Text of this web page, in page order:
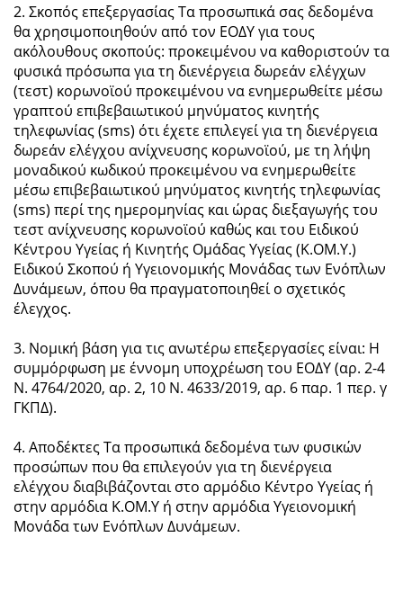
2. Σκοπός επεξεργασίας Τα προσωπικά σας δεδομένα
θα χρησιμοποιηθούν από τον ΕΟΔΥ για τους
ακόλουθους σκοπούς: προκειμένου να καθοριστούν τα
φυσικά πρόσωπα για τη διενέργεια δωρεάν ελέγχων
(τεστ) κορωνοϊού προκειμένου να ενημερωθείτε μέσω
γραπτού επιβεβαιωτικού μηνύματος κινητής
τηλεφωνίας (sms) ότι έχετε επιλεγεί για τη διενέργεια
δωρεάν ελέγχου ανίχνευσης κορωνοϊού, με τη λήψη
μοναδικού κωδικού προκειμένου να ενημερωθείτε
μέσω επιβεβαιωτικού μηνύματος κινητής τηλεφωνίας
(sms) περί της ημερομηνίας και ώρας διεξαγωγής του
τεστ ανίχνευσης κορωνοϊού καθώς και του Ειδικού
Κέντρου Υγείας ή Κινητής Ομάδας Υγείας (Κ.ΟΜ.Υ.)
Ειδικού Σκοπού ή Υγειονομικής Μονάδας των Ενόπλων
Δυνάμεων, όπου θα πραγματοποιηθεί ο σχετικός
έλεγχος.
3. Νομική βάση για τις ανωτέρω επεξεργασίες είναι: Η
συμμόρφωση με έννομη υποχρέωση του ΕΟΔΥ (αρ. 2-4
Ν. 4764/2020, αρ. 2, 10 Ν. 4633/2019, αρ. 6 παρ. 1 περ. γ
ΓΚΠΔ).
4. Αποδέκτες Τα προσωπικά δεδομένα των φυσικών
προσώπων που θα επιλεγούν για τη διενέργεια
ελέγχου διαβιβάζονται στο αρμόδιο Κέντρο Υγείας ή
στην αρμόδια Κ.ΟΜ.Υ ή στην αρμόδια Υγειονομική
Μονάδα των Ενόπλων Δυνάμεων.